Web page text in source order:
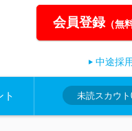
会員登録（無料
中途採
ト 未読スカウト